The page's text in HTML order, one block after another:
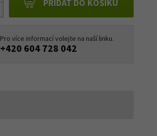
PŘIDAT DO KOŠÍKU
Pro více informací volejte na naší linku.
+420 604 728 042